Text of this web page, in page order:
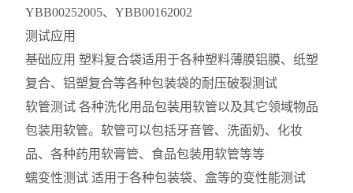
YBB00252005、YBB00162002
测试应用
基础应用 塑料复合袋适用于各种塑料薄膜铝膜、纸塑
复合、铝塑复合等各种包装袋的耐压破裂测试
软管测试 各种洗化用品包装用软管以及其它领域物品
包装用软管。软管可以包括牙音管、洗面奶、化妆
品、各种药用软膏管、食品包装用软管等等
蠕变性测试 适用于各种包装袋、盒等的变性能测试